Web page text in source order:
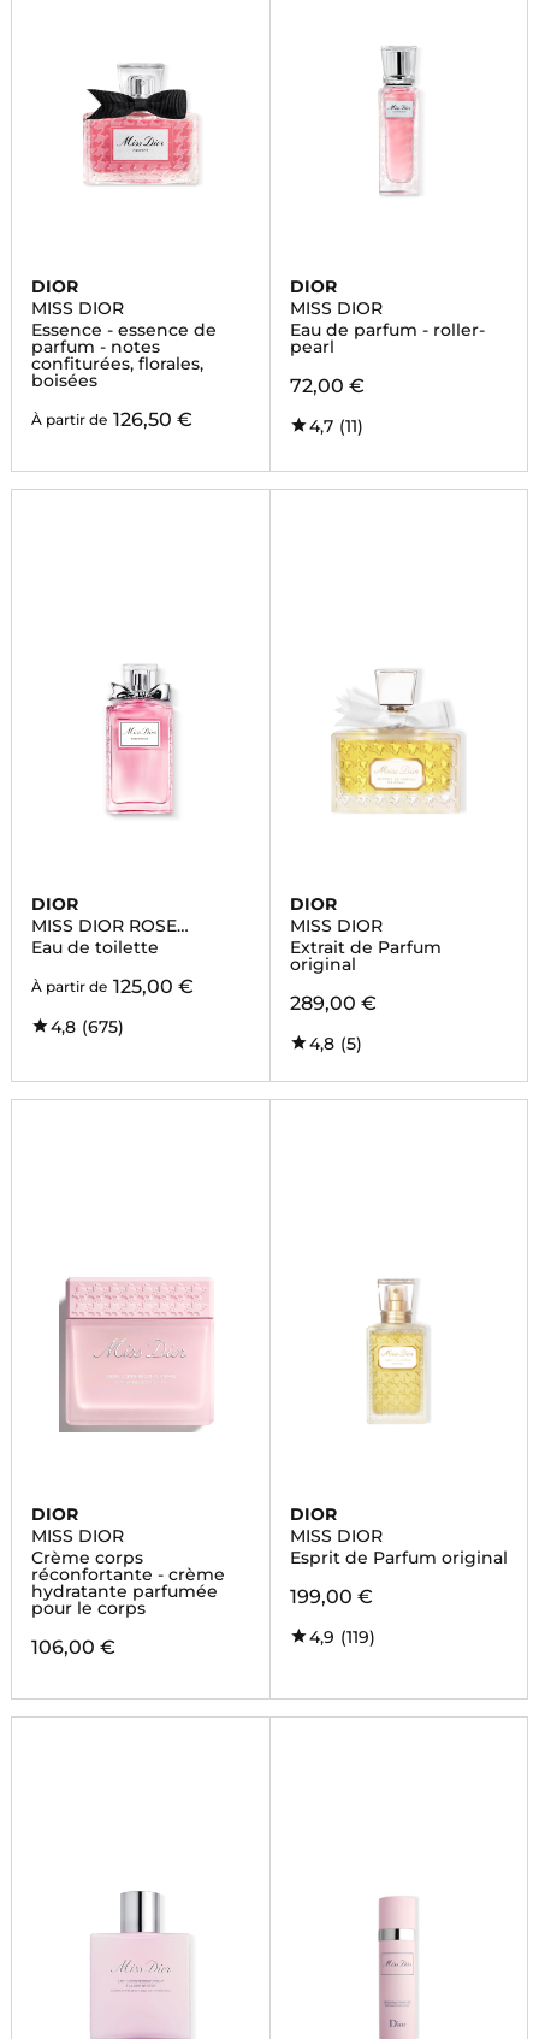
DIOR
MISS DIOR
Essence - essence de
parfum - notes
confiturées, florales,
boisées
À partir de 126,50 €
DIOR
MISS DIOR
Eau de parfum - roller-
pearl
72,00 €
4,7 (11)
DIOR
MISS DIOR ROSE
N'ROSES
Eau de toilette
À partir de 125,00 €
4,8 (675)
DIOR
MISS DIOR
Extrait de Parfum
original
289,00 €
4,8 (5)
DIOR
MISS DIOR
Crème corps
réconfortante - crème
hydratante parfumée
pour le corps
106,00 €
DIOR
MISS DIOR
Esprit de Parfum original
199,00 €
4,9 (119)